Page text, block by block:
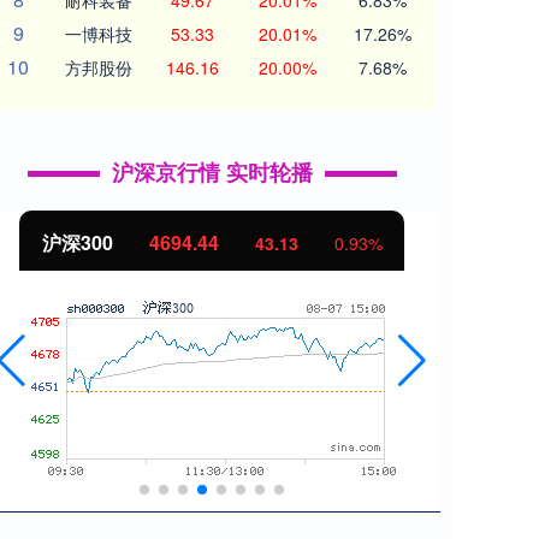
9 一博科技 53.33 20.01% 17.26%
10 方邦股份 146.16 20.00% 7.68%
沪深京行情 实时轮播
北证50 1134.24 11.37 1.01%